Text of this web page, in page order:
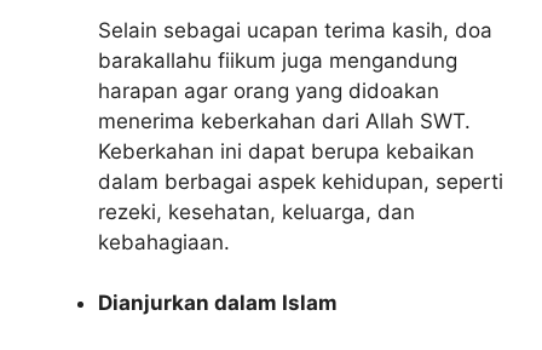
Selain sebagai ucapan terima kasih, doa
barakallahu fiikum juga mengandung
harapan agar orang yang didoakan
menerima keberkahan dari Allah SWT.
Keberkahan ini dapat berupa kebaikan
dalam berbagai aspek kehidupan, seperti
rezeki, kesehatan, keluarga, dan
kebahagiaan.
Dianjurkan dalam Islam